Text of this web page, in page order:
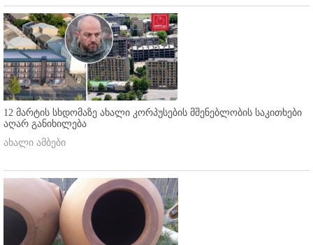
12 მარტის სხდომაზე ახალი კორპუსების მშენებლობის საკითხები
აღარ განიხილება
ახალი ამბები